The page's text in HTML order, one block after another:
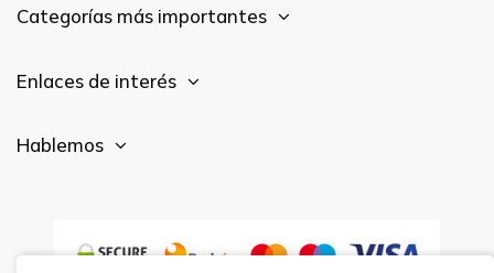
Categorías más importantes
Enlaces de interés
Hablemos